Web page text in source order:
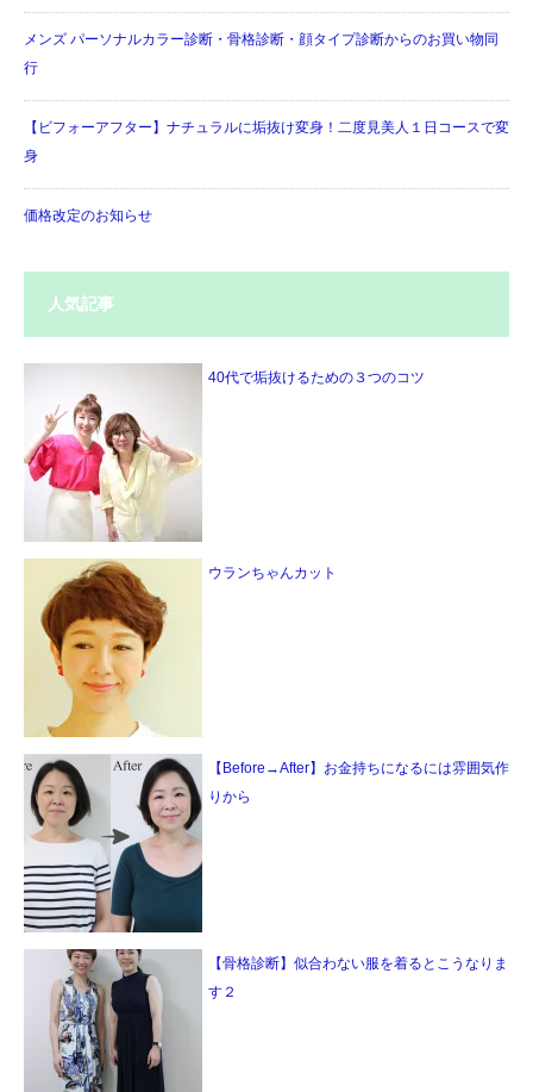
メンズ パーソナルカラー診断・骨格診断・顔タイプ診断からのお買い物同
行
【ビフォーアフター】ナチュラルに垢抜け変身！二度見美人１日コースで変
身
価格改定のお知らせ
人気記事
40代で垢抜けるための３つのコツ
ウランちゃんカット
【Before→After】お金持ちになるには雰囲気作
りから
【骨格診断】似合わない服を着るとこうなりま
す２